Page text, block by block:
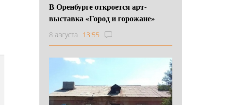
В Оренбурге откроется арт-
выставка «Город и горожане»
8 августа 13:55